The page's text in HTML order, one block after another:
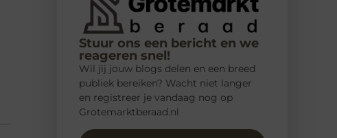
Stuur ons een bericht en we
reageren snel!
Wil jij jouw blogs delen en een breed
publiek bereiken? Wacht niet langer
en registreer je vandaag nog op
Grotemarktberaad.nl